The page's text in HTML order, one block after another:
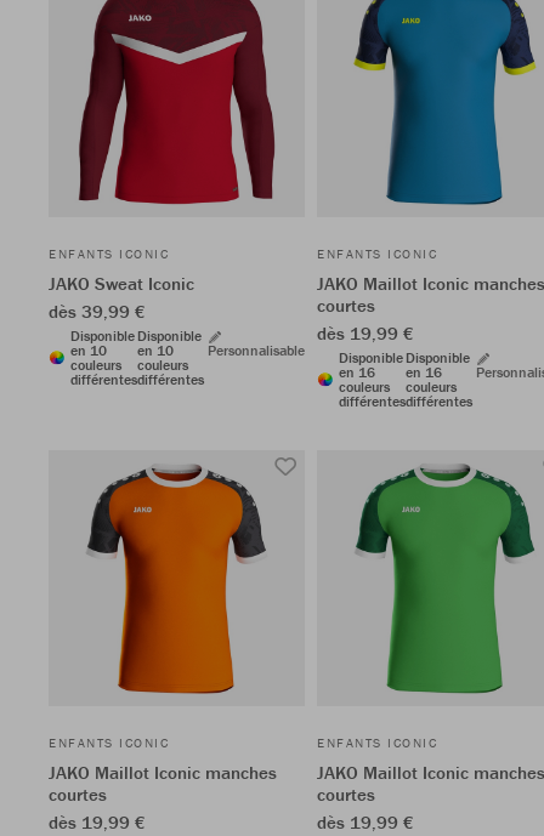
ENFANTS ICONIC
JAKO Sweat Iconic
dès 39,99 €
Disponible
en 10
couleurs
différentes
Disponible
en 10
couleurs
différentes
Personnalisable
ENFANTS ICONIC
JAKO Maillot Iconic manches
courtes
dès 19,99 €
Disponible
en 16
couleurs
différentes
Disponible
en 16
couleurs
différentes
ENFANTS ICONIC
JAKO Maillot Iconic manches
courtes
dès 19,99 €
ENFANTS ICONIC
JAKO Maillot Iconic manches
courtes
dès 19,99 €